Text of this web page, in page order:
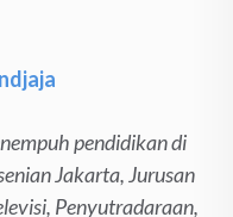
pendidikan di
Jakarta, Jurusan
Penyutradaraan,